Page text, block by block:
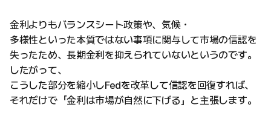
金利よりもバランスシート政策や、気候・
多様性といった本質ではない事項に関与して市場の信認を
失ったため、長期金利を抑えられていないというのです。
したがって、
こうした部分を縮小しFedを改革して信認を回復すれば、
それだけで「金利は市場が自然に下げる」と主張します。